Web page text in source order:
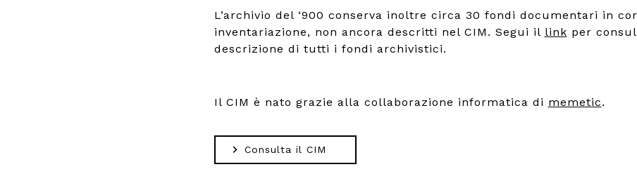
L’archivio del ‘900 conserva inoltre circa 30 fondi documentari in
inventariazione, non ancora descritti nel CIM. Segui il link per
descrizione di tutti i fondi archivistici.
Il CIM è nato grazie alla collaborazione informatica di memetic.
Consulta il CIM